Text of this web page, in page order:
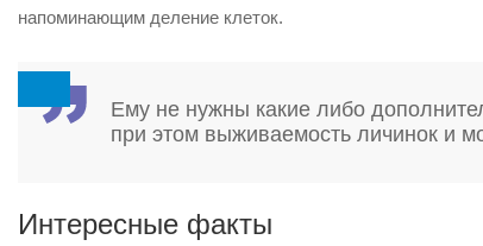
напоминающим деление клеток.
Ему не нужны какие либо
при этом выживаемость личинок и
Интересные факты